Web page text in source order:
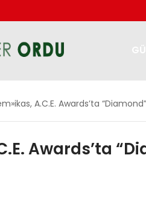
ikas, A.C.E. Awards’ta
Awards’ta